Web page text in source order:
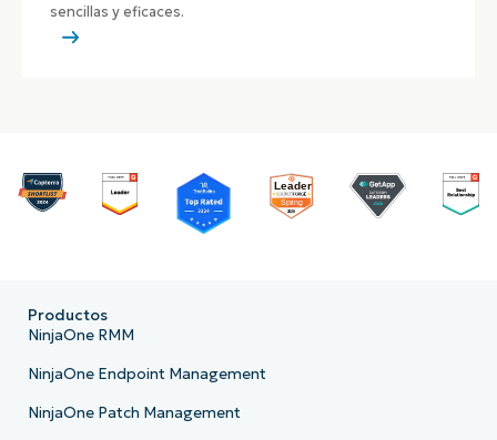
sencillas y eficaces.
Productos
NinjaOne RMM
NinjaOne Endpoint Management
NinjaOne Patch Management